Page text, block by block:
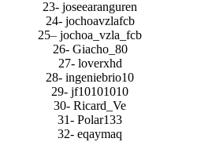
23- joseearanguren
24- jochoavzlafcb
25– jochoa_vzla_fcb
26- Giacho_80
27- loverxhd
28- ingeniebrio10
29- jf10101010
30- Ricard_Ve
31- Polar133
32- eqaymaq